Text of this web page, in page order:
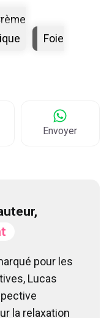
Foie
Envoyer
pour les
Lucas
la relaxation